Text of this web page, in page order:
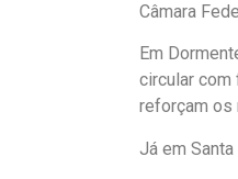
Câmara
Em
circular
reforçam os
Já em